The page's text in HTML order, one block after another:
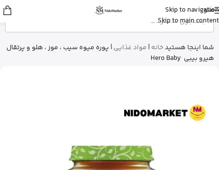
Skip to navigation
Skip to main content
منو
شما اینجا هستیدخانه| مواد غذایی| پوره میوه سیب ، موز ، هلو و پرتقال
هیرو بیبی Hero Baby
علیاز ساری
بالم سیکاپلاست لاروش پوزای رو خرید
15 دقیقه پیش